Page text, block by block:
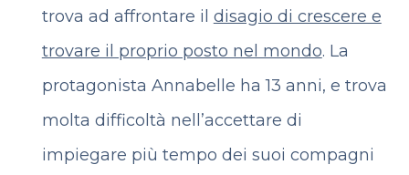
trova ad affrontare il disagio di crescere e
trovare il proprio posto nel mondo. La
protagonista Annabelle ha 13 anni, e trova
molta difficoltà nell’accettare di
impiegare più tempo dei suoi compagni